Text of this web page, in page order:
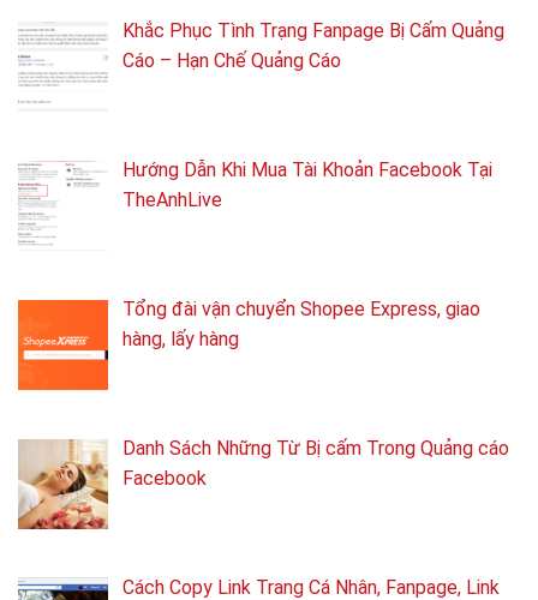
Khắc Phục Tình Trạng Fanpage Bị Cấm Quảng
Cáo – Hạn Chế Quảng Cáo
Hướng Dẫn Khi Mua Tài Khoản Facebook Tại
TheAnhLive
Tổng ​đài vận chuyển Shopee Express, giao
hàng, lấy hàng
Danh Sách Những Từ Bị cấm Trong Quảng cáo
Facebook
Cách Copy Link Trang Cá Nhân, Fanpage, Link